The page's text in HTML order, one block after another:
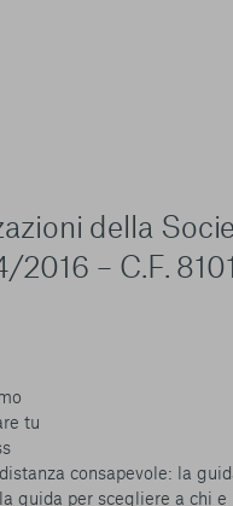
della
– C.F.
tu
consapevole: la
guida per scegliere a chi e